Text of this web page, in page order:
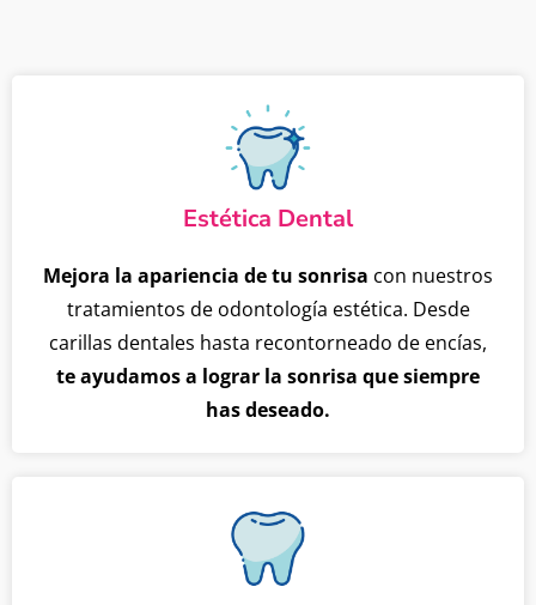
Estética Dental
Mejora la apariencia de tu sonrisa con nuestros
tratamientos de odontología estética. Desde
carillas dentales hasta recontorneado de encías,
te ayudamos a lograr la sonrisa que siempre
has deseado.